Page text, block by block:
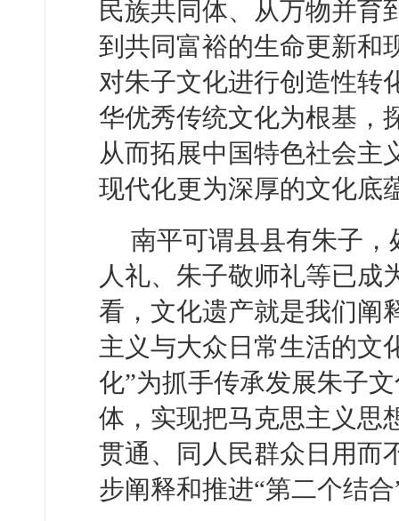
民族共同体、从万物并育
到共同富裕的生命更新和
对朱子文化进行创造性转
华优秀传统文化为根基，
从而拓展中国特色社会主
现代化更为深厚的文化底
南平可谓县县有朱子
人礼、朱子敬师礼等已成
看，文化遗产就是我们阐
主义与大众日常生活的文
化”为抓手传承发展朱子
体，实现把马克思主义思
贯通、同人民群众日用而
步阐释和推进“第二个结合